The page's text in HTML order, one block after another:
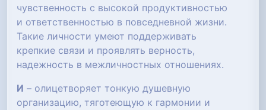
чувственность с высокой продуктивностью
и ответственностью в повседневной жизни.
Такие личности умеют поддерживать
крепкие связи и проявлять верность,
надежность в межличностных отношениях.
И – олицетворяет тонкую душевную
организацию, тяготеющую к гармонии и